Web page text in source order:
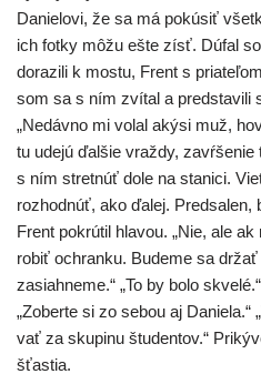
Danielovi, že sa má pokú­siť
ich fot­ky môžu ešte zísť. Dúfal
dora­zi­li k mos­tu, Frent s
som sa s ním zví­tal a pred­sta­vi­li
„Nedávno mi volal aký­si muž,
tu ude­jú ďal­šie vraž­dy,
s ním stret­núť dole na sta­ni­ci.
roz­hod­núť, ako ďalej. Predsalen,
Frent pokrú­til hla­vou. „Nie, ale
robiť ochran­ku. Budeme sa
zasiah­ne­me.“ „To by bolo
„Zoberte si zo sebou aj
vať za sku­pi­nu štu­den­tov.“
šťastia.